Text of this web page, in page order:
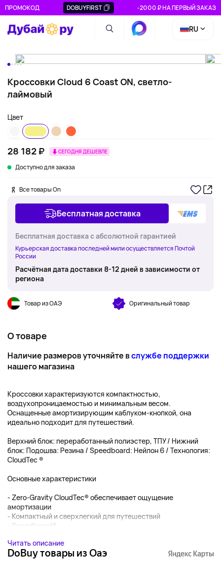
ПРОМОКОД DOBUYFIRST -2000 ₽ НА ПЕРВЫЙ ЗАКАЗ
RU
Кроссовки Cloud 6 Coast ON, светло-
лаймовый
Цвет
28 182 ₽ СЕГОДНЯ ДЕШЕВЛЕ
Доступно для заказа
Все товары On
Бесплатная доставка
Бесплатная доставка с абсолютной гарантией
Курьерская доставка последней мили осуществляется Почтой
России
Расчётная дата доставки 8-12 дней в зависимости от
региона
Товар из ОАЭ Оригинальный товар
О товаре
Наличие размеров уточняйте вслужбе поддержки
нашего магазина
Кроссовки характеризуются компактностью,
воздухопроницаемостью и минимальным весом.
Оснащенные амортизирующим каблуком-кнопкой, она
идеально подходит для путешествий.
Верхний блок: переработанный полиэстер, ТПУ / Нижний
блок: Подошва: Резина / Speedboard: Нейлон 6 / Технология:
CloudTec ®️
Основные характеристики
- Zero-Gravity CloudTec® обеспечивает ощущение
амортизации
- Компактный и сверхлегкий для путешествий
- Speedboard®...
Читать описание